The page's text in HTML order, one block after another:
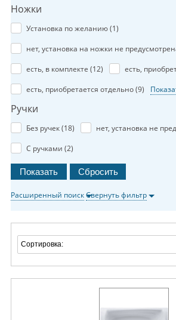
Ножки
Установка по желанию (1)
нет, установка на ножки не
есть, в комплекте (12) есть,
есть, приобретается отдельно (9)
Ручки
Без ручек (18) нет, установка не
С ручками (2)
Расширенный поискСвернуть фильтр
Сортировка: